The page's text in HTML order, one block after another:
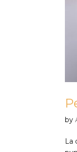
by
La